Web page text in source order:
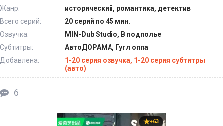
Жанр:
исторический, романтика, детектив
Всего серий:
20 серий по 45 мин.
Озвучка:
MIN-Dub Studio, В подполье
Субтитры:
АвтоДОРАМА, Гугл оппа
Добавлена:
1-20 серия озвучка, 1-20 серия субтитры
(авто)
6
+63